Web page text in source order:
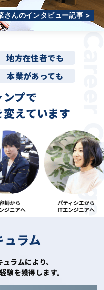
さんのインタビュー記事 >
地方在住者でも
本業があっても
ンプで
変えています
ュラム
ラムにより、
験を獲得します。